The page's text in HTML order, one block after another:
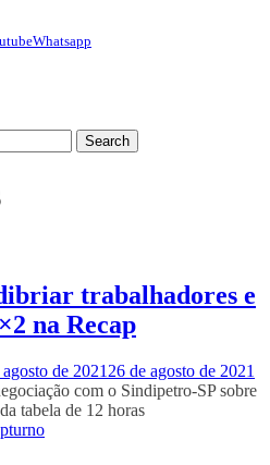
Whatsapp
Search
trabalhadores e
na Recap
de 2021 26 de agosto de 2021
com o Sindipetro-SP sobre
tabela de 12 horas
turno